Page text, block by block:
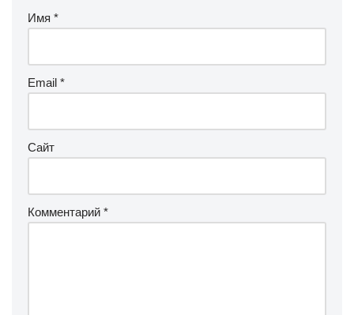
Имя *
Email *
Сайт
Комментарий *